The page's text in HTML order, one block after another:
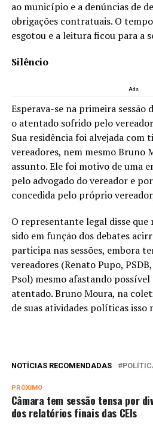
ao município e a denúncias de
obrigações contratuais. O
esgotou e a leitura ficou para a
Silêncio
Ads
Esperava-se na primeira sessão
o atentado sofrido pelo
Sua residência foi alvejada com
vereadores, nem mesmo Bruno
assunto. Ele foi motivo de uma
pelo advogado do vereador e
concedida pelo próprio
O representante legal disse
sido em função dos debates
participa nas sessões, embora
vereadores (Renato Pupo,
Psol) mesmo afastando
atentado. Bruno Moura, na
de suas atividades políticas isso
NOTÍCIAS RECOMENDADAS
PRÓXIMO
Câmara tem sessão tensa por
dos relatórios finais das CEIs